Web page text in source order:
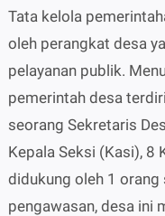
Tata kelola
oleh perangkat desa
pelayanan publik.
pemerintah desa
seorang Sekretaris
Kepala Seksi (Kasi), 8
didukung oleh 1
pengawasan, desa ini